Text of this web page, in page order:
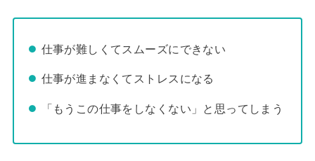
仕事が難しくてスムーズにできない
仕事が進まなくてストレスになる
「もうこの仕事をしなくない」と思ってしまう